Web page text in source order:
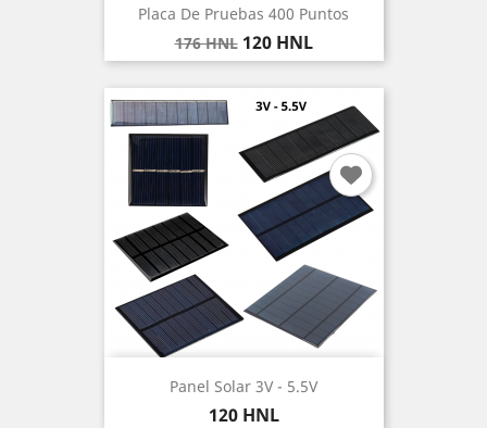
Placa De Pruebas 400 Puntos
Precio
base
176 HNL Precio
120 HNL
Panel Solar 3V - 5.5V
Precio
120 HNL